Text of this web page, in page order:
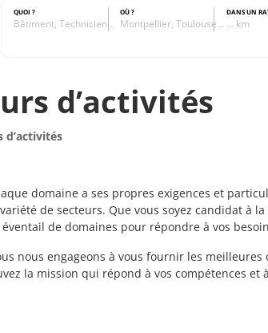
QUOI ?
Bâtiment, Technicien…
OÙ ?
Montpellier, Toulouse…
DANS UN
… km
d’activités
d’activités
domaine a ses propres exigences et
de secteurs. Que vous soyez candidat
de domaines pour répondre à vos
nous engageons à vous fournir les
la mission qui répond à vos compétences et